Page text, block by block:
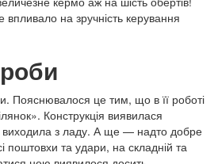
впливало на зручність керування
Пояснювалося це тим, що в її роботі
Конструкція виявилася
виходила з ладу. А ще — надто добре
поштовхи та удари, на складній та